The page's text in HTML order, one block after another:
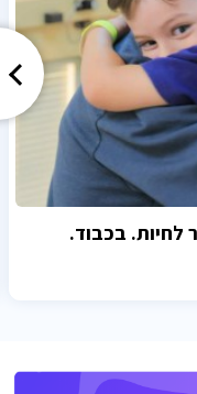
לחיות. בכבוד.